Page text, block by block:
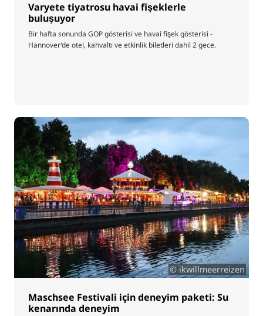
Varyete tiyatrosu havai fişeklerle
buluşuyor
Bir hafta sonunda GOP gösterisi ve havai fişek gösterisi -
Hannover'de otel, kahvaltı ve etkinlik biletleri dahil 2 gece.
© ikwillmeerreizen
Maschsee Festivali için deneyim paketi: Su
kenarında deneyim